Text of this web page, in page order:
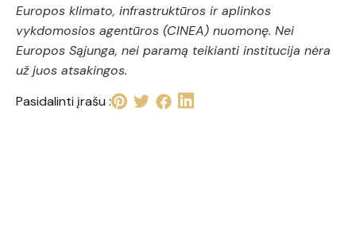
Europos klimato, infrastruktūros ir aplinkos
vykdomosios agentūros (CINEA) nuomonę. Nei
Europos Sąjunga, nei paramą teikianti institucija nėra
už juos atsakingos.
Pasidalinti įrašu :